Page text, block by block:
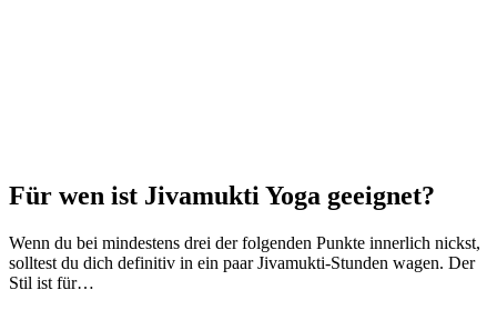
Für wen ist Jivamukti Yoga geeignet?
Wenn du bei mindestens drei der folgenden Punkte innerlich nickst,
solltest du dich definitiv in ein paar Jivamukti-Stunden wagen. Der
Stil ist für…